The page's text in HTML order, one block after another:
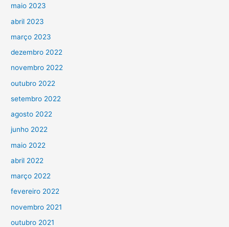
maio 2023
abril 2023
março 2023
dezembro 2022
novembro 2022
outubro 2022
setembro 2022
agosto 2022
junho 2022
maio 2022
abril 2022
março 2022
fevereiro 2022
novembro 2021
outubro 2021